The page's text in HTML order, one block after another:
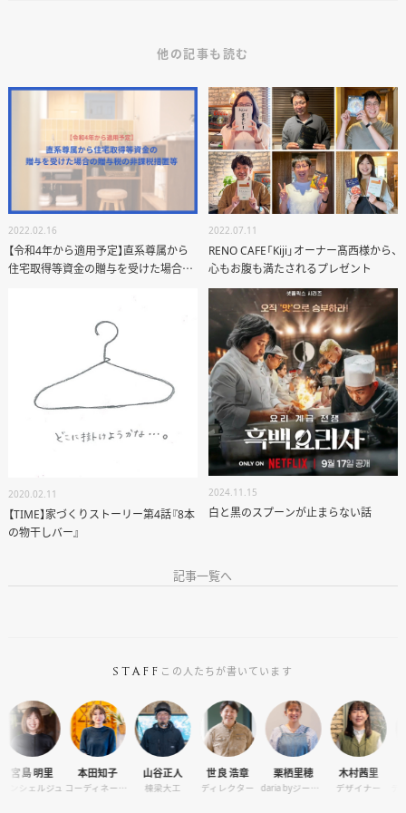
他の記事も読む
2022.02.16
【令和4年から適用予定】直系尊属から
住宅取得等資金の贈与を受けた場合の
2022.07.11
RENO CAFE「Kiji」オーナー髙西様から、
心もお腹も満たされるプレゼント
2020.02.11
【TIME】家づくりストーリー第4話『8本
の物干しバー』
2024.11.15
白と黒のスプーンが止まらない話
記事一覧へ
STAFF この人たちが書いています
明里
ルジュ
本田知子
コーディネーター
山谷正人
棟梁大工
世良 浩章
ディレクター
栗栖里穂
daria byジーバーFOOD マネージャー
木村茜里
デザイナー
田村